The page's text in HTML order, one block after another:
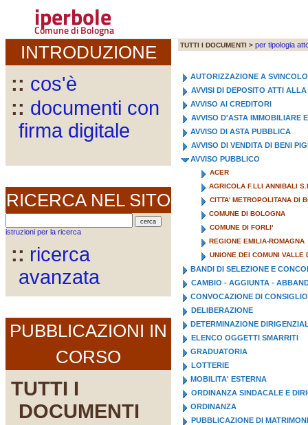
iperbole
Comune di Bologna
INTRODUZIONE
:: cos'è
:: documenti con
firma digitale
RICERCA NEL SITO
istruzioni per la ricerca
:: ricerca
avanzata
PUBBLICAZIONI IN
CORSO
TUTTI I
DOCUMENTI
TUTTI I DOCUMENTI > per tipologia
AUTORIZZAZIONE A
AVVISI DI DEPOSITO ATTI
AVVISO AI CREDITORI
AVVISO D'ASTA IMMOBILIARE
AVVISO DI ASTA PUBBLICA
AVVISO DI VENDITA DI BENI
AVVISO PUBBLICO
ACER
AGRICOLA F.LLI ANNIBALI
CITTA' METROPOLITANA DI
COMUNE DI BOLOGNA
COMUNE DI FORLI'
REGIONE EMILIA-ROMAGNA
UNIONE DEI COMUNI VALLE
BANDI DI SELEZIONE E
CAMBIO - AGGIUNTA -
CONVOCAZIONE DI CONSIGLIO
DELIBERAZIONE
DETERMINAZIONE
ELENCO OGGETTI SMARRITI
GRADUATORIA
LOTTERIE
MOBILITA' ESTERNA
ORDINANZA SINDACALE E
ORDINANZA
PUBBLICAZIONE DI